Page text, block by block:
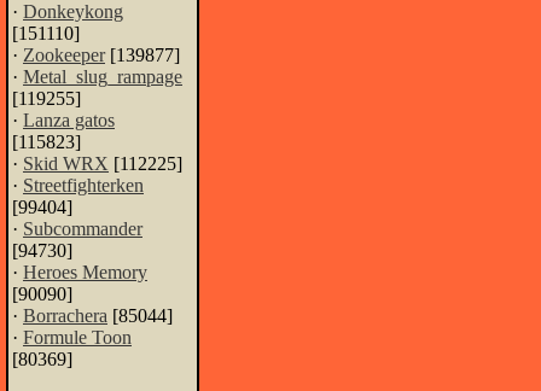
· Donkeykong
[151110]
· Zookeeper[139877]
· Metal_slug_rampage
[119255]
· Lanza gatos
[115823]
· Skid WRX [112225]
· Streetfighterken
[99404]
· Subcommander
[94730]
· Heroes Memory
[90090]
· Borrachera [85044]
· Formule Toon
[80369]